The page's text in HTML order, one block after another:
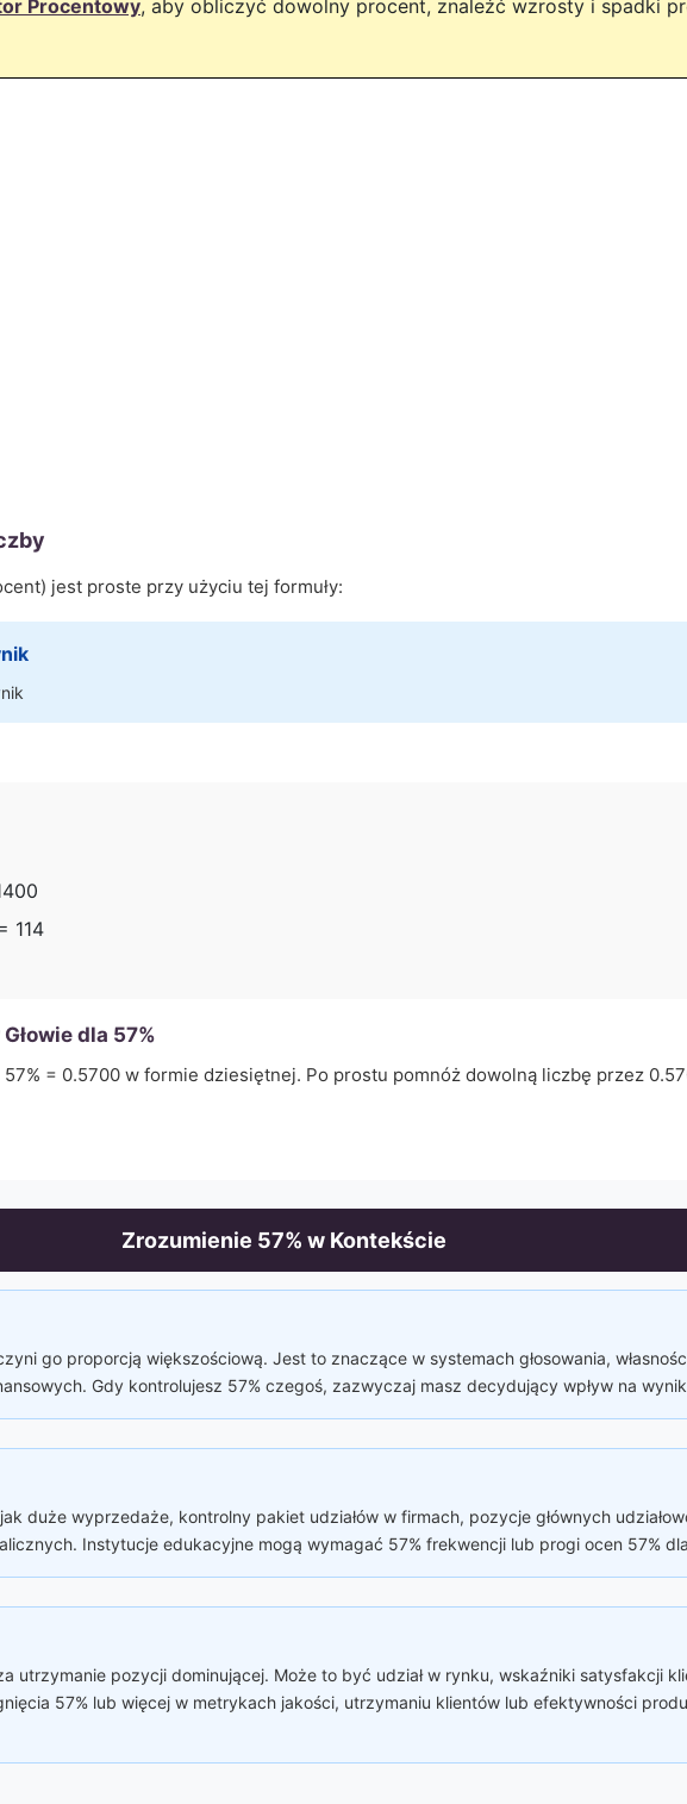
Procentowy, aby obliczyć dowolny procent, znaleźć wzrosty i spadki
jest proste przy użyciu tej formuły:
114
dla 57%
57% = 0.5700 w formie dziesiętnej. Po prostu pomnóż dowolną liczbę przez
Zrozumienie 57% w Kontekście
go proporcją większościową. Jest to znaczące w systemach głosowania,
Gdy kontrolujesz 57% czegoś, zazwyczaj masz decydujący wpływ na
duże wyprzedaże, kontrolny pakiet udziałów w firmach, pozycje głównych
Instytucje edukacyjne mogą wymagać 57% frekwencji lub progi ocen 57%
utrzymanie pozycji dominującej. Może to być udział w rynku, wskaźniki satysfakcji
57% lub więcej w metrykach jakości, utrzymaniu klientów lub efektywności